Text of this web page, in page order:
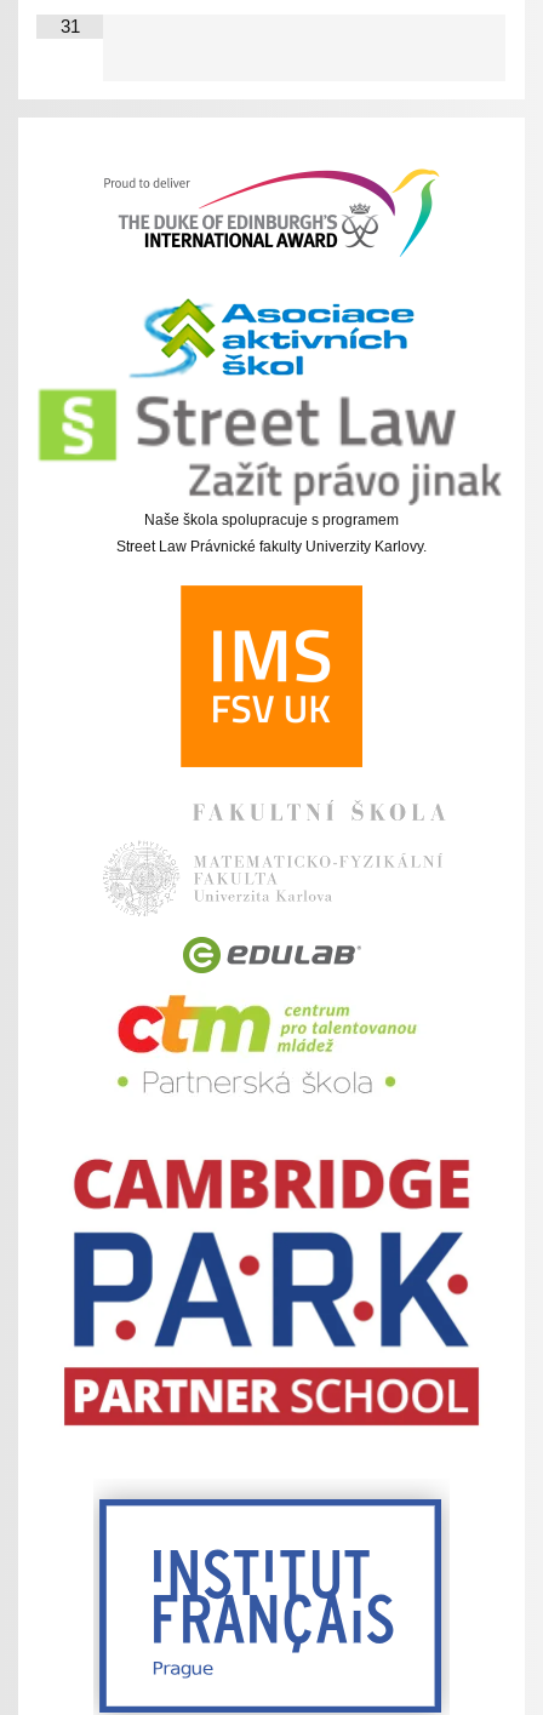
31
Naše škola spolupracuje s programem
Street Law Právnické fakulty Univerzity Karlovy.